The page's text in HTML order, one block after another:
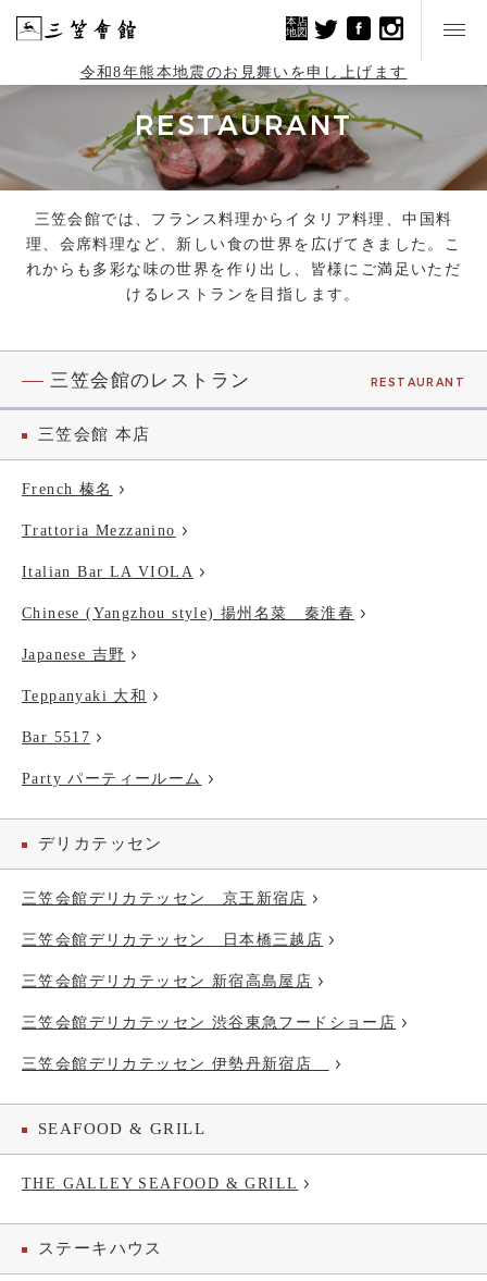
本店
地図
令和8年熊本地震のお見舞いを申し上げます
RESTAURANT
三笠会館では、フランス料理からイタリア料理、中国料
理、会席料理など、新しい食の世界を広げてきました。こ
れからも多彩な味の世界を作り出し、皆様にご満足いただ
けるレストランを目指します。
三笠会館のレストラン RESTAURANT
三笠会館 本店
French 榛名
Trattoria Mezzanino
Italian Bar LA VIOLA
Chinese (Yangzhou style) 揚州名菜 秦淮春
Japanese 吉野
Teppanyaki 大和
Bar 5517
Party パーティールーム
デリカテッセン
三笠会館デリカテッセン 京王新宿店
三笠会館デリカテッセン 日本橋三越店
三笠会館デリカテッセン 新宿高島屋店
三笠会館デリカテッセン 渋谷東急フードショー店
三笠会館デリカテッセン 伊勢丹新宿店
SEAFOOD & GRILL
THE GALLEY SEAFOOD & GRILL
ステーキハウス